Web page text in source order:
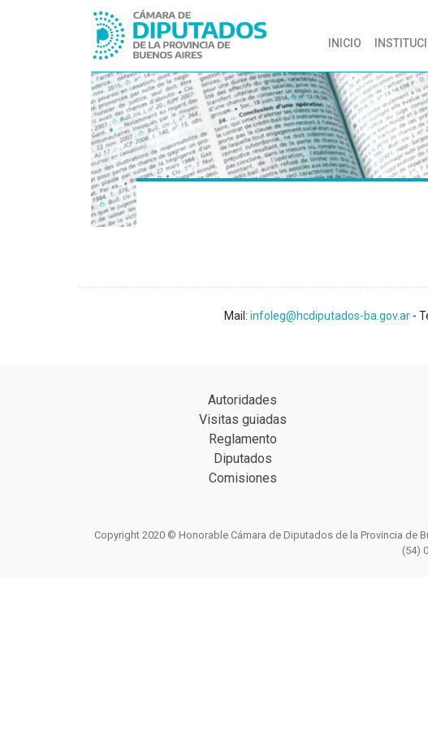
INICIO (CURRENT)
Mail: infoleg@hcdiputados-ba.gov.ar -
Autoridades
Visitas guiadas
Reglamento
Diputados
Comisiones
Copyright 2020 © Honorable Cámara de Diputados de la Provincia de
(54)